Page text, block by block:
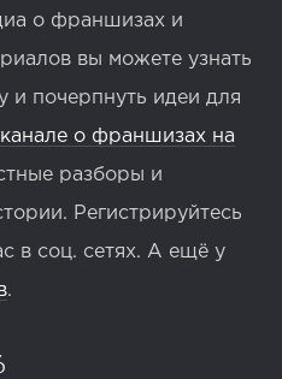
о франшизах и
вы можете узнать
и почерпнуть идеи для
канале о франшизах на
разборы и
Регистрируйтесь
в соц. сетях. А ещё у
.